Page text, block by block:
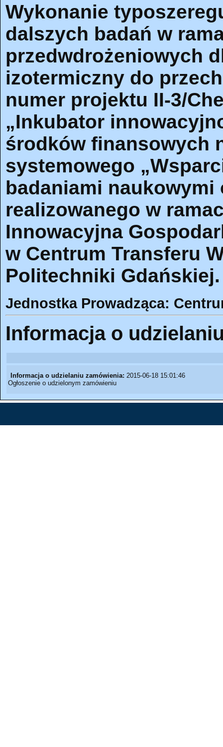
Wykonanie
dalszych badań w
przedwdrożeniowych
izotermiczny do
numer projektu II-3/
„Inkubator
środków finansowych
systemowego
badaniami naukowymi
realizowanego w
Innowacyjna
w Centrum Transferu
Politechniki Gdańskiej.
Jednostka Prowadząca:
Informacja o
Informacja o udzielaniu zamówienia: 2015-06-18 15:01:46
Ogłoszenie o udzielonym zamówieniu